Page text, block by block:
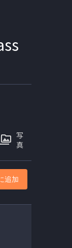
写
真
追加